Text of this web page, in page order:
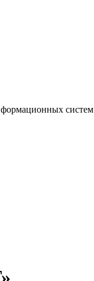
систем